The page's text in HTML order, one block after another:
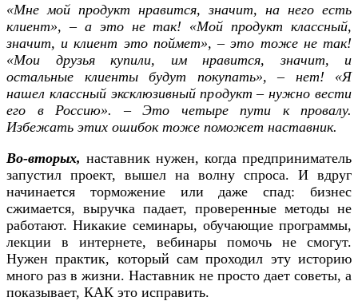
«Мне мой продукт нравится, значит, на него есть
клиент», – а это не так! «Мой продукт классный,
значит, и клиент это поймет», – это тоже не так!
«Мои друзья купили, им нравится, значит, и
остальные клиенты будут покупать», – нет! «Я
нашел классный эксклюзивный продукт – нужно вести
его в Россию». – Это четыре пути к провалу.
Избежать этих ошибок тоже поможет наставник.
Во-вторых, наставник нужен, когда предприниматель
запустил проект, вышел на волну спроса. И вдруг
начинается торможение или даже спад: бизнес
сжимается, выручка падает, проверенные методы не
работают. Никакие семинары, обучающие программы,
лекции в интернете, вебинары помочь не смогут.
Нужен практик, который сам проходил эту историю
много раз в жизни. Наставник не просто дает советы, а
показывает, КАК это исправить.